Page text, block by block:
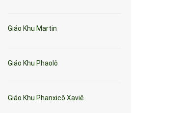
Giáo Khu Martin
Giáo Khu Phaolô
Giáo Khu Phanxicô Xaviê